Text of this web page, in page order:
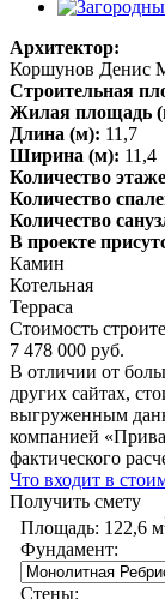
Архитектор:
Коршунов Денис
Строительная
Жилая площадь
Длина (м): 11,7
Ширина (м): 11,4
Количество
Количество
Количество
В проекте
Камин
Котельная
Терраса
Стоимость
7 478 000 руб.
В отличии от
других сайтах,
выгруженным
компанией
фактического
Что входит в
Получить смету
Площадь: 122,6 м
Фундамент:
Стены: